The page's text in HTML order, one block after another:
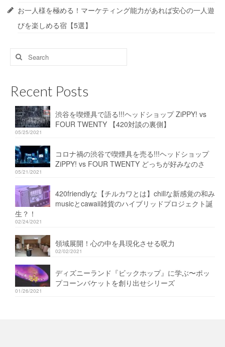
お一人様を極める！マーケティング能力があれば安心の一人遊
びを楽しめる宿【5選】
Search
for:
Recent Posts
渋谷を喫煙具で語る!!!ヘッドショップ ZiPPY! vs
FOUR TWENTY 【420対談の裏側】
05/25/2021
コロナ禍の渋谷で喫煙具を売る!!!ヘッドショップ
ZiPPY! vs FOUR TWENTY どっちが好みなのさ
05/21/2021
420friendlyな【チルカワとは】chillな新感覚の和み
musicとcawaii雑貨のハイブリッドプロジェクト誕
生？！
02/24/2021
領域展開！心の中を具現化させる呪力
02/02/2021
ディズニーランド『ビックホップ』に学ぶ〜ポッ
プコーンバケットを創り出せシリーズ
01/26/2021